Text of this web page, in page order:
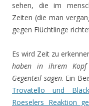
sehen, die im
Zeiten (die man
gegen Flüchtlinge
Es wird Zeit zu
haben in ihrem Kopf
Gegenteil sagen. Ein
Trovatello und
Roeselers Reaktion